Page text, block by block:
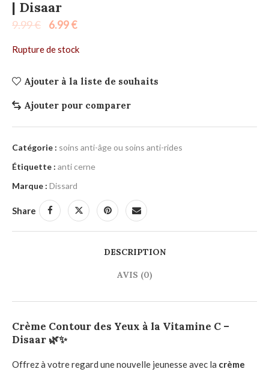
| Disaar
9.99€ 6.99€
Rupture de stock
Ajouter à la liste de souhaits
Ajouter pour comparer
Catégorie : soins anti-âge ou soins anti-rides
Étiquette : anti cerne
Marque : Dissard
Share
DESCRIPTION
AVIS (0)
Crème Contour des Yeux à la Vitamine C –
Disaar 🌿✨
Offrez à votre regard une nouvelle jeunesse avec la crème